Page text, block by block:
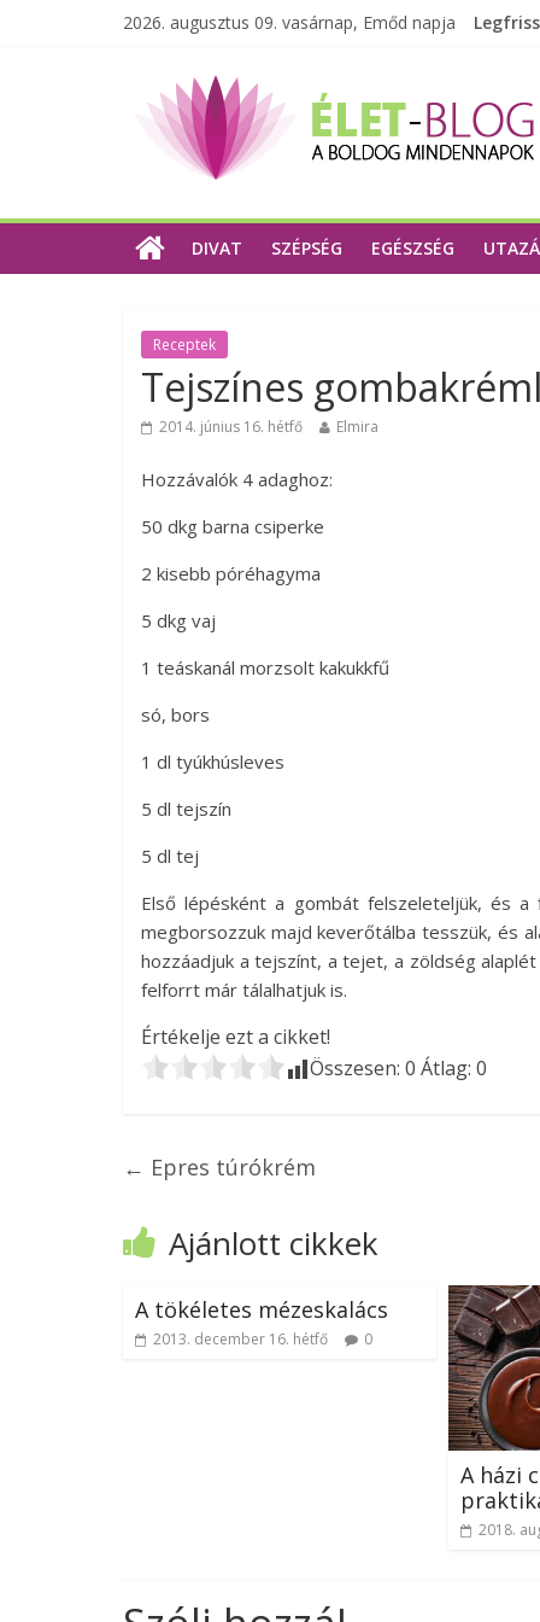
2026. augusztus 09. vasárnap, Emőd napja
DIVAT SZÉPSÉG EGÉSZSÉG
Receptek
Tejszínes
2014. június 16. hétfő Elmira
Hozzávalók 4 adaghoz:
50 dkg barna csiperke
2 kisebb póréhagyma
5 dkg vaj
1 teáskanál morzsolt kakukkfű
só, bors
1 dl tyúkhúsleves
5 dl tejszín
5 dl tej
Első lépésként a gombát felszeleteljük, és a
megborsozzuk majd keverőtálba tesszük, és
hozzáadjuk a tejszínt, a tejet, a zöldség
felforrt már tálalhatjuk is.
Értékelje ezt a cikket!
Összesen: 0 Átlag: 0
← Epres túrókrém
Ajánlott cikkek
A tökéletes mézeskalács
2013. december 16. hétfő 0
A házi
2018.